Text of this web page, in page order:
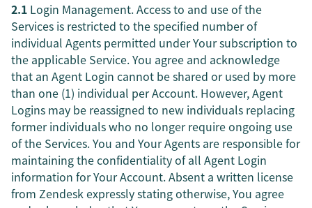
2.1 Login Management. Access to and use of the
Services is restricted to the specified number of
individual Agents permitted under Your subscription to
the applicable Service. You agree and acknowledge
that an Agent Login cannot be shared or used by more
than one (1) individual per Account. However, Agent
Logins may be reassigned to new individuals replacing
former individuals who no longer require ongoing use
of the Services. You and Your Agents are responsible for
maintaining the confidentiality of all Agent Login
information for Your Account. Absent a written license
from Zendesk expressly stating otherwise, You agree